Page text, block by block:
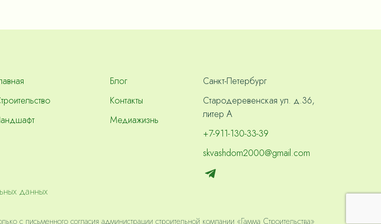
Блог
Контакты
Медиажизнь
Санкт-Петербург
Стародеревенская ул. д.36,
литер А
+7-911-130-33-39
skvashdom2000@gmail.com
данных
с письменного согласия администрации строительной компании «Гамма Строительства»